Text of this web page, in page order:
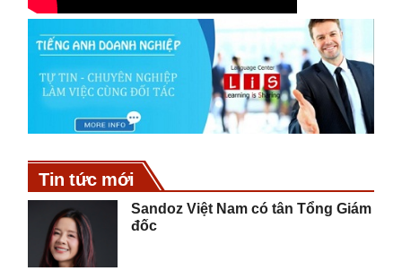
Tin tức mới
Sandoz Việt Nam có tân Tổng Giám
đốc